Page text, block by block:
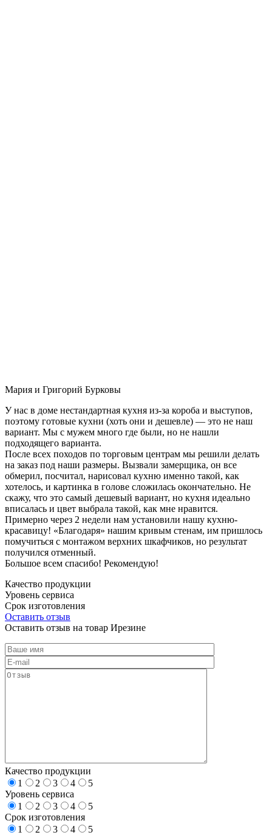
Мария и Григорий Бурковы
У нас в доме нестандартная кухня из-за короба и выступов,
поэтому готовые кухни (хоть они и дешевле) — это не наш
вариант. Мы с мужем много где были, но не нашли
подходящего варианта.
После всех походов по торговым центрам мы решили делать
на заказ под наши размеры. Вызвали замерщика, он все
обмерил, посчитал, нарисовал кухню именно такой, как
хотелось, и картинка в голове сложилась окончательно. Не
скажу, что это самый дешевый вариант, но кухня идеально
вписалась и цвет выбрала такой, как мне нравится.
Примерно через 2 недели нам установили нашу кухню-
красавицу! «Благодаря» нашим кривым стенам, им пришлось
помучиться с монтажом верхних шкафчиков, но результат
получился отменный.
Большое всем спасибо! Рекомендую!
Качество продукции
Уровень сервиса
Срок изготовления
Оставить отзыв
Оставить отзыв на товар Ирезине
Качество продукции
1
2 3 4
5
Уровень сервиса
1
2 3 4
5
Срок изготовления
1
2 3 4
5